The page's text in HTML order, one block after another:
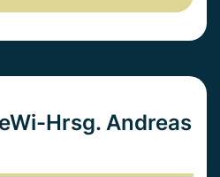
Hrsg. Andreas